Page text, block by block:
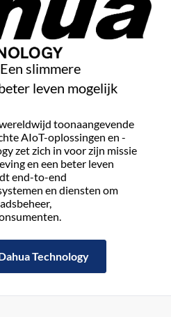
slimmere
leven mogelijk
toonaangevende
AIoT-oplossingen en -
zet zich in voor zijn missie
en een beter leven
end-to-end
en diensten om
Technology